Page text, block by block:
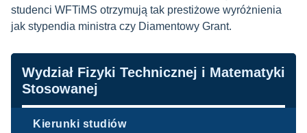
studenci WFTiMS otrzymują tak prestiżowe wyróżnienia
jak stypendia ministra czy Diamentowy Grant.
Nawigacja
Wydział Fizyki Technicznej i Matematyki
Stosowanej
Kierunki studiów